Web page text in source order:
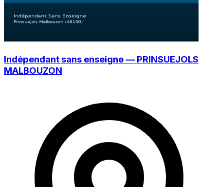
Indépendant sans enseigne — PRINSUEJOLS
MALBOUZON